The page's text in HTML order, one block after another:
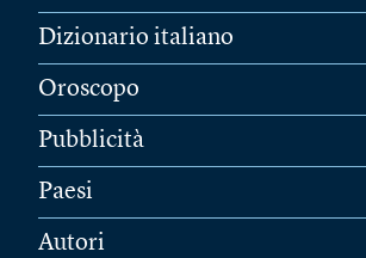
Dizionario italiano
Oroscopo
Pubblicità
Paesi
Autori